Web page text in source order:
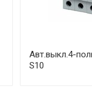
Авт.выкл.4-
S10